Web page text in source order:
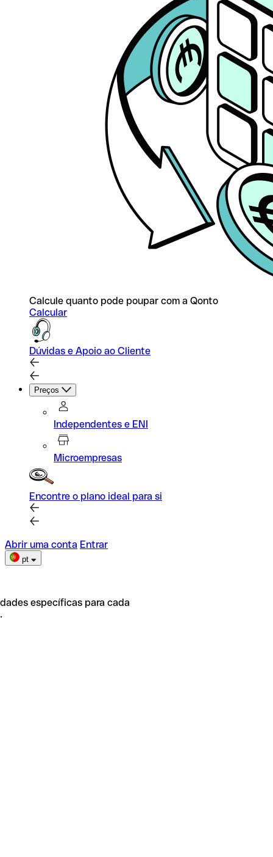
Calcule quanto pode poupar com a Qonto
Calcular
Dúvidas e Apoio ao Cliente
Preços
Independentes e ENI
Microempresas
Encontre o plano ideal para si
Abrir uma conta Entrar
pt
específicas para cada